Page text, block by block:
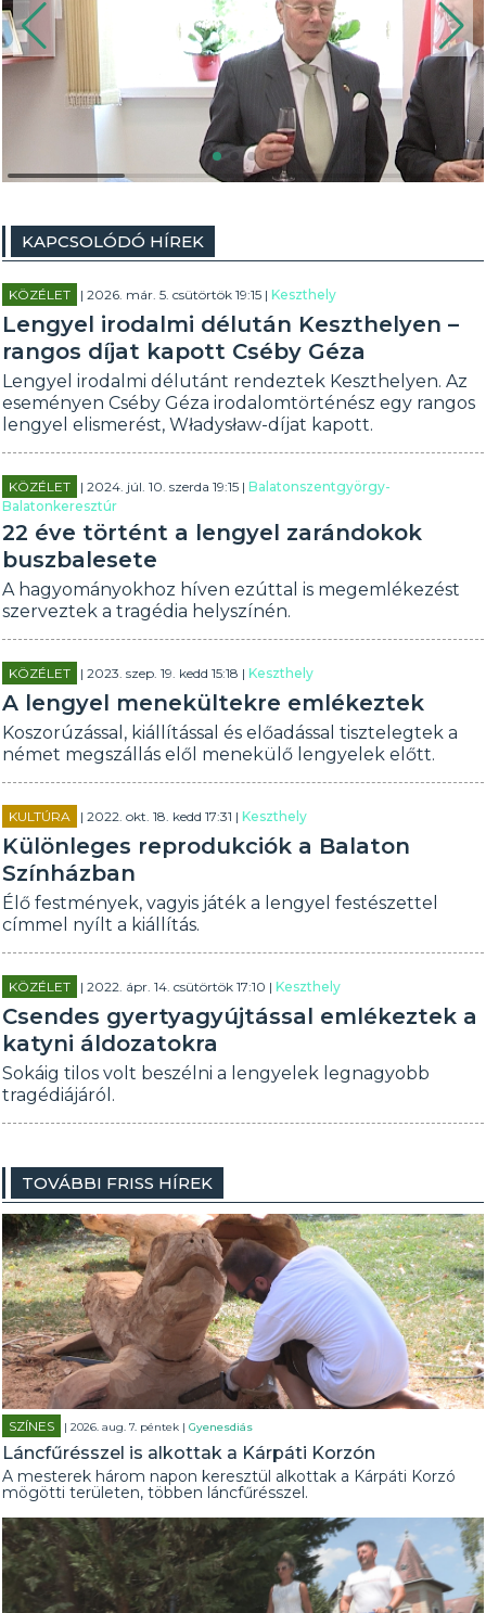
KAPCSOLÓDÓ HÍREK
KÖZÉLET | 2026. már. 5. csütörtök 19:15 |Keszthely
Lengyel irodalmi délután Keszthelyen –
rangos díjat kapott Cséby Géza
Lengyel irodalmi délutánt rendeztek Keszthelyen. Az
eseményen Cséby Géza irodalomtörténész egy rangos
lengyel elismerést, Władysław-díjat kapott.
KÖZÉLET | 2024. júl. 10. szerda 19:15 |Balatonszentgyörgy-
Balatonkeresztúr
22 éve történt a lengyel zarándokok
buszbalesete
A hagyományokhoz híven ezúttal is megemlékezést
szerveztek a tragédia helyszínén.
KÖZÉLET | 2023. szep. 19. kedd 15:18 |Keszthely
A lengyel menekültekre emlékeztek
Koszorúzással, kiállítással és előadással tisztelegtek a
német megszállás elől menekülő lengyelek előtt.
KULTÚRA | 2022. okt. 18. kedd 17:31 |Keszthely
Különleges reprodukciók a Balaton
Színházban
Élő festmények, vagyis játék a lengyel festészettel
címmel nyílt a kiállítás.
KÖZÉLET | 2022. ápr. 14. csütörtök 17:10 |Keszthely
Csendes gyertyagyújtással emlékeztek a
katyni áldozatokra
Sokáig tilos volt beszélni a lengyelek legnagyobb
tragédiájáról.
TOVÁBBI FRISS HÍREK
SZÍNES | 2026. aug. 7. péntek |Gyenesdiás
Láncfűrésszel is alkottak a Kárpáti Korzón
A mesterek három napon keresztül alkottak a Kárpáti Korzó
mögötti területen, többen láncfűrésszel.